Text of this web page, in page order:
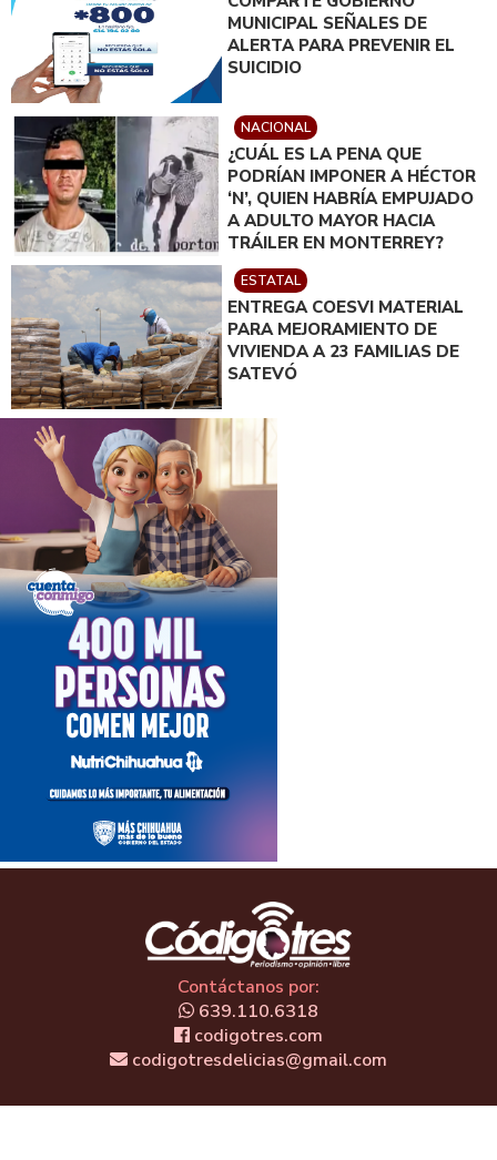
MUNICIPAL SEÑALES DE
ALERTA PARA PREVENIR EL
SUICIDIO
NACIONAL
¿CUÁL ES LA PENA QUE
PODRÍAN IMPONER A HÉCTOR
‘N’, QUIEN HABRÍA EMPUJADO
A ADULTO MAYOR HACIA
TRÁILER EN MONTERREY?
ESTATAL
ENTREGA COESVI MATERIAL
PARA MEJORAMIENTO DE
VIVIENDA A 23 FAMILIAS DE
SATEVÓ
Contáctanos por:
639.110.6318
codigotres.com
codigotresdelicias@gmail.com